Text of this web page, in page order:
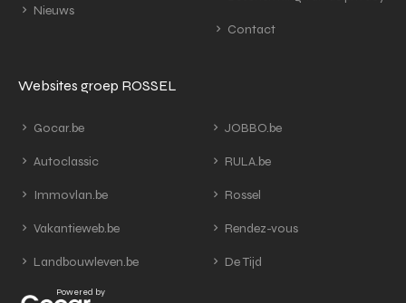
Nieuws
Contact
Websites groep ROSSEL
Gocar.be
Autoclassic
Immovlan.be
Vakantieweb.be
Landbouwleven.be
JOBBO.be
RULA.be
Rossel
Rendez-vous
De Tijd
Powered by